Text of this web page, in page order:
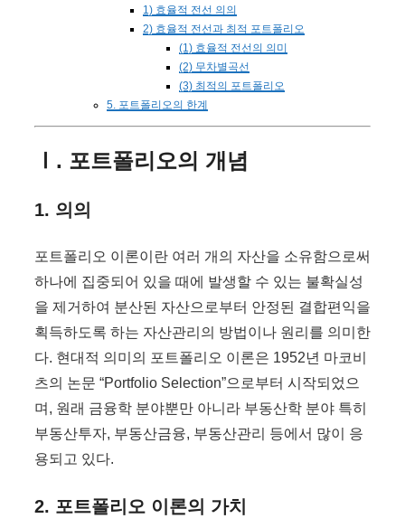
1) 효율적 전선 의의
2) 효율적 전선과 최적 포트폴리오
(1) 효율적 전선의 의미
(2) 무차별곡선
(3) 최적의 포트폴리오
5. 포트폴리오의 한계
Ⅰ. 포트폴리오의 개념
1. 의의
포트폴리오 이론이란 여러 개의 자산을 소유함으로써
하나에 집중되어 있을 때에 발생할 수 있는 불확실성
을 제거하여 분산된 자산으로부터 안정된 결합편익을
획득하도록 하는 자산관리의 방법이나 원리를 의미한
다. 현대적 의미의 포트폴리오 이론은 1952년 마코비
츠의 논문 “Portfolio Selection”으로부터 시작되었으
며, 원래 금융학 분야뿐만 아니라 부동산학 분야 특히
부동산투자, 부동산금융, 부동산관리 등에서 많이 응
용되고 있다.
2. 포트폴리오 이론의 가치